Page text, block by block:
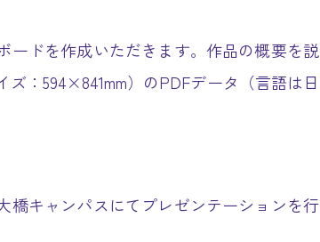
ードを作成いただきます。作品の概要を説
ズ：594×841mm）のPDFデータ（言語は日
橋キャンパスにてプレゼンテーションを行